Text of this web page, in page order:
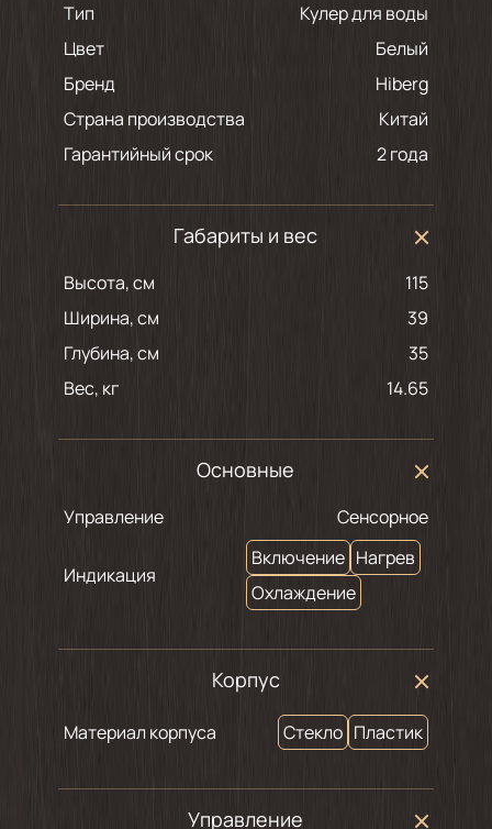
Тип
Кулер для воды
Цвет
белый
Бренд
Hiberg
Страна производства
Китай
Гарантийный срок
2 года
Габариты и вес
Высота, см
115
Ширина, см
39
Глубина, см
35
Вес, кг
14.65
Основные
Управление Сенсорное
Индикация
Включение Нагрев
Охлаждение
Корпус
Материал корпуса Стекло Пластик
Управление